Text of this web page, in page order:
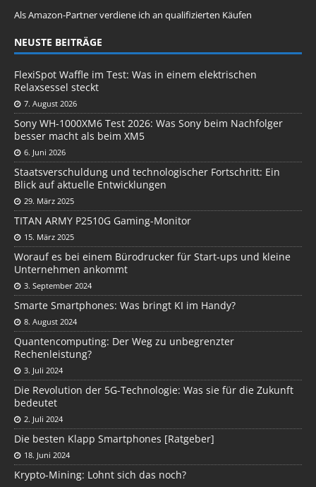
Als Amazon-Partner verdiene ich an qualifizierten Käufen
NEUSTE BEITRÄGE
FlexiSpot Waffle im Test: Was in einem elektrischen
Relaxsessel steckt
7. August 2026
Sony WH-1000XM6 Test 2026: Was Sony beim Nachfolger
besser macht als beim XM5
6. Juni 2026
Staatsverschuldung und technologischer Fortschritt: Ein
Blick auf aktuelle Entwicklungen
29. März 2025
TITAN ARMY P2510G Gaming-Monitor
15. März 2025
Worauf es bei einem Bürodrucker für Start-ups und kleine
Unternehmen ankommt
3. September 2024
Smarte Smartphones: Was bringt KI im Handy?
8. August 2024
Quantencomputing: Der Weg zu unbegrenzter
Rechenleistung?
3. Juli 2024
Die Revolution der 5G-Technologie: Was sie für die Zukunft
bedeutet
2. Juli 2024
Die besten Klapp Smartphones [Ratgeber]
18. Juni 2024
Krypto-Mining: Lohnt sich das noch?